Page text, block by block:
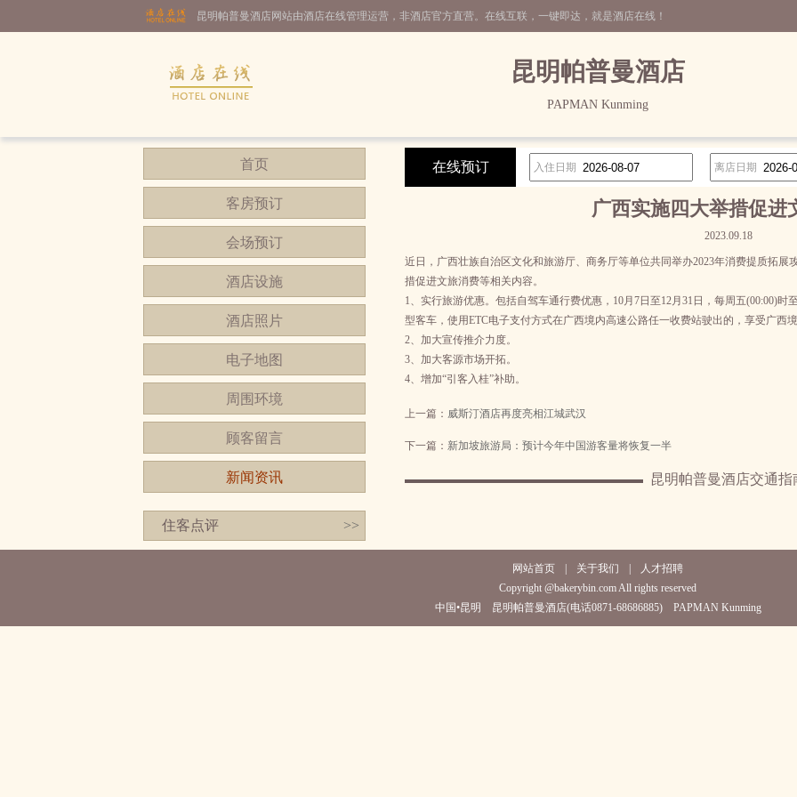
昆明帕普曼酒店网站由酒店在线管理运营，非酒店官方直营。在线互联，一键即达，就是酒店在线！
昆明帕普曼酒店
PAPMAN Kunming
首页
客房预订
会场预订
酒店设施
酒店照片
电子地图
周围环境
顾客留言
新闻资讯
住客点评 >>
在线预订 入住日期 离店日期
广西实施四大举措促进
2023.09.18
近日，广西壮族自治区文化和旅游厅、商务厅等单位共同举办2023年消费提质拓
措促进文旅消费等相关内容。
1、实行旅游优惠。包括自驾车通行费优惠，10月7日至12月31日，每周五(00:00)
型客车，使用ETC电子支付方式在广西境内高速公路任一收费站驶出的，享受广西
2、加大宣传推介力度。
3、加大客源市场开拓。
4、增加“引客入桂”补助。
上一篇： 威斯汀酒店再度亮相江城武汉
下一篇： 新加坡旅游局：预计今年中国游客量将恢复一半
昆明帕普曼酒店交通指
网站首页 关于我们
人才招聘
Copyright @bakerybin.com All rights reserved
中国•昆明 昆明帕普曼酒店(电话0871-68686885) PAPMAN Kunming